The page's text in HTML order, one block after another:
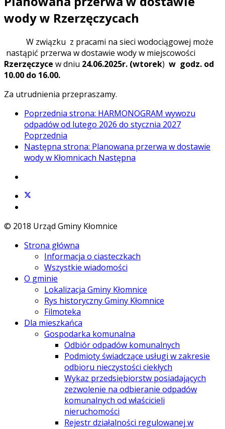
wody w Rzerzęczycach
W związku z pracami na sieci wodociągowej może
nastąpić przerwa w dostawie wody w miejscowości
Rzerzęczyce w dniu 24.06.2025r. (wtorek) w godz. od
10.00 do 16.00.
Za utrudnienia przepraszamy.
Poprzednia strona: HARMONOGRAM wywozu
odpadów od lutego 2026 do stycznia 2027
Poprzednia
Następna strona: Planowana przerwa w dostawie
wody w Kłomnicach Następna
© 2018 Urząd Gminy Kłomnice
Strona główna
Informacja o ciasteczkach
Wszystkie wiadomości
O gminie
Lokalizacja Gminy Kłomnice
Rys historyczny Gminy Kłomnice
Filmoteka
Dla mieszkańca
Gospodarka komunalna
Odbiór odpadów komunalnych
Podmioty świadczące usługi w zakresie
odbioru nieczystości ciekłych
Wykaz przedsiębiorstw posiadających
zezwolenie na odbieranie odpadów
komunalnych od właścicieli
nieruchomości
Rejestr działalności regulowanej w